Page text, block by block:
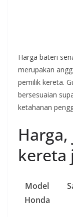
Harga bateri
merupakan
pemilik kereta.
bersesuaian
ketahanan
kereta
Model
Honda